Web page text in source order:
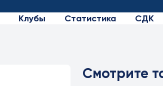
Клубы Статистика СДК
Смотрите